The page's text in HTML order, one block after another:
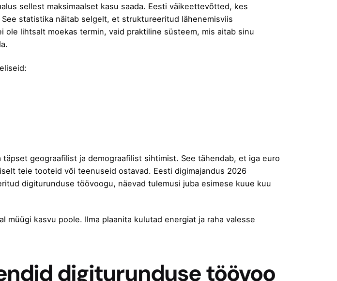
sellest maksimaalset kasu saada. Eesti väikeettevõtted, kes
See statistika näitab selgelt, et struktureeritud lähenemisviis
lihtsalt moekas termin, vaid praktiline süsteem, mis aitab sinu
geograafilist ja demograafilist sihtimist. See tähendab, et iga euro
teie tooteid või teenuseid ostavad. Eesti digimajandus 2026
digiturunduse töövoogu, näevad tulemusi juba esimese kuue kuu
müügi kasvu poole. Ilma plaanita kulutad energiat ja raha valesse
digiturunduse töövoo